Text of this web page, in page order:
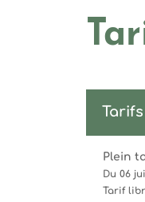
Tarifs
Plein
Du 06
Tarif